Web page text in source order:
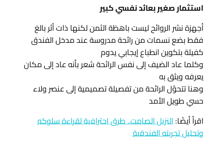
استثمار صغير بعائد نفسي كبير
أجهزة نشر الروائح ليست باهظة الثمن لكنها ذات أثر بالغ
فقط بضع نسمات من رائحة مدروسة عند مدخل الفندق
كفيلة بتكوين انطباع إيجابي يدوم
وكلما عاد الضيف إلى نفس الرائحة شعر بأنه عاد إلى مكان
يعرفه ويثق به
وهنا تتحوّل الرائحة من تفصيلة تصميمية إلى عنصر ولاء
حسي طويل الأمد
اقرأ أيضًا: النزيل الصامت.. طرق احترافية لقراءة سلوكه
وتحليل تجربته الفندقية